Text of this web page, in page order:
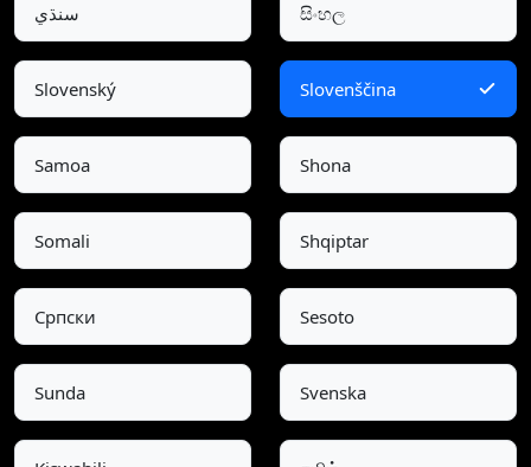
سنڌي සිංහල
Slovenský Slovenščina
Samoa Shona
Somali Shqiptar
Српски Sesoto
Sunda Svenska